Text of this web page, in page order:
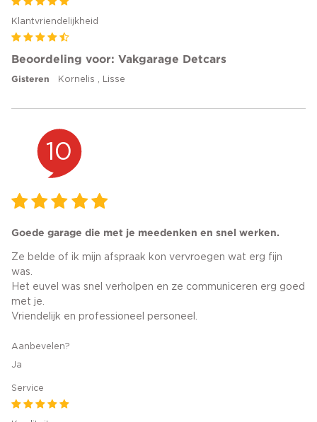
Klantvriendelijkheid
Beoordeling voor: Vakgarage Detcars
Gisteren Kornelis , Lisse
10
Goede garage die met je meedenken en snel werken.
Ze belde of ik mijn afspraak kon vervroegen wat erg fijn
was.
Het euvel was snel verholpen en ze communiceren erg goed
met je.
Vriendelijk en professioneel personeel.
Aanbevelen?
Ja
Service